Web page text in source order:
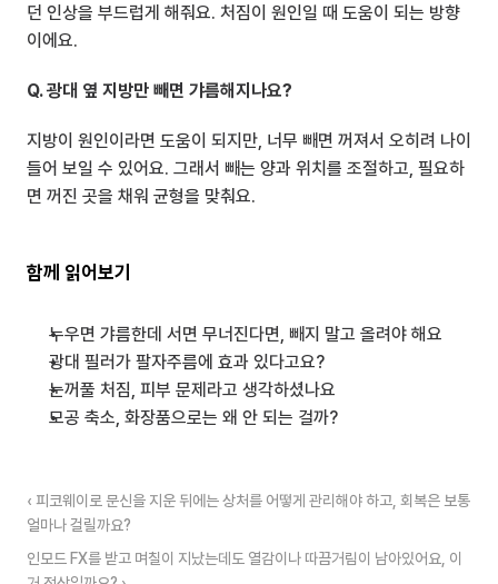
던 인상을 부드럽게 해줘요. 처짐이 원인일 때 도움이 되는 방향
이에요.
Q. 광대 옆 지방만 빼면 갸름해지나요?
지방이 원인이라면 도움이 되지만, 너무 빼면 꺼져서 오히려 나이
들어 보일 수 있어요. 그래서 빼는 양과 위치를 조절하고, 필요하
면 꺼진 곳을 채워 균형을 맞춰요.
함께 읽어보기
누우면 갸름한데 서면 무너진다면, 빼지 말고 올려야 해요
광대 필러가 팔자주름에 효과 있다고요?
눈꺼풀 처짐, 피부 문제라고 생각하셨나요
모공 축소, 화장품으로는 왜 안 되는 걸까?
‹ 피코웨이로 문신을 지운 뒤에는 상처를 어떻게 관리해야 하고, 회복은 보통
얼마나 걸릴까요?
인모드 FX를 받고 며칠이 지났는데도 열감이나 따끔거림이 남아있어요, 이